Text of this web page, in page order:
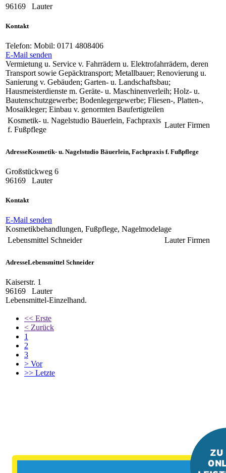
96169
Lauter
Kontakt
Telefon: Mobil: 0171 4808406
E-Mail senden
Vermietung u. Service v. Fahrrädern u. Elektrofahrrädern, deren
Transport sowie Gepäcktransport; Metallbauer; Renovierung u.
Sanierung v. Gebäuden; Garten- u. Landschaftsbau;
Hausmeisterdienste m. Geräte- u. Maschinenverleih; Holz- u.
Bautenschutzgewerbe; Bodenlegergewerbe; Fliesen-, Platten-,
Mosaikleger; Einbau v. genormten Baufertigteilen
Kosmetik- u. Nagelstudio Bäuerlein, Fachpraxis
f. Fußpflege
Lauter Firmen
AdresseKosmetik- u. Nagelstudio Bäuerlein, Fachpraxis f. Fußpflege
Großstückweg 6
96169
Lauter
Kontakt
E-Mail senden
Kosmetikbehandlungen, Fußpflege, Nagelmodelage
Lebensmittel Schneider
Lauter Firmen
AdresseLebensmittel Schneider
Kaiserstr. 1
96169
Lauter
Lebensmittel-Einzelhand.
<< Erste
< Zurück
1
2
3
> Vor
>> Letzte